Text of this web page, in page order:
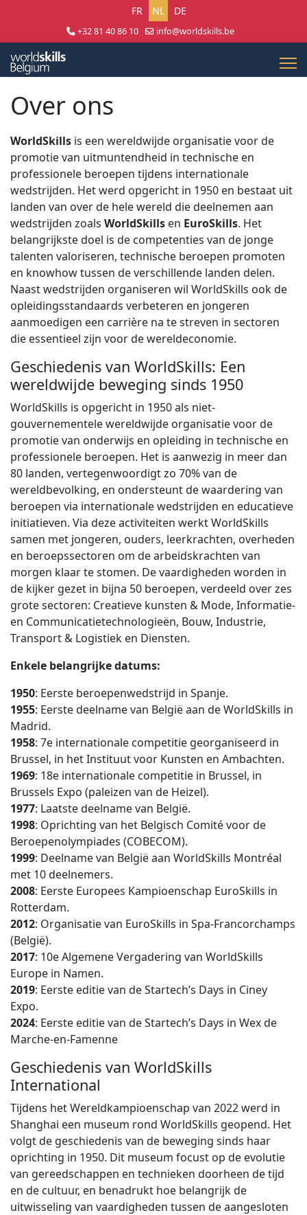
Selecteer uw taal
FR NL DE
+32 81 40 86 10
info@worldskills.be
Over ons
WorldSkills is een wereldwijde organisatie voor de
promotie van uitmuntendheid in technische en
professionele beroepen tijdens internationale
wedstrijden. Het werd opgericht in 1950 en bestaat uit
landen van over de hele wereld die deelnemen aan
wedstrijden zoals WorldSkills en EuroSkills. Het
belangrijkste doel is de competenties van de jonge
talenten valoriseren, technische beroepen promoten
en knowhow tussen de verschillende landen delen.
Naast wedstrijden organiseren wil WorldSkills ook de
opleidingsstandaards verbeteren en jongeren
aanmoedigen een carrière na te streven in sectoren
die essentieel zijn voor de wereldeconomie.
Geschiedenis van WorldSkills: Een
wereldwijde beweging sinds 1950
WorldSkills is opgericht in 1950 als niet-
gouvernementele wereldwijde organisatie voor de
promotie van onderwijs en opleiding in technische en
professionele beroepen. Het is aanwezig in meer dan
80 landen, vertegenwoordigt zo 70% van de
wereldbevolking, en ondersteunt de waardering van
beroepen via internationale wedstrijden en educatieve
initiatieven. Via deze activiteiten werkt WorldSkills
samen met jongeren, ouders, leerkrachten, overheden
en beroepssectoren om de arbeidskrachten van
morgen klaar te stomen. De vaardigheden worden in
de kijker gezet in bijna 50 beroepen, verdeeld over zes
grote sectoren: Creatieve kunsten & Mode, Informatie-
en Communicatietechnologieën, Bouw, Industrie,
Transport & Logistiek en Diensten.
Enkele belangrijke datums:
1950: Eerste beroepenwedstrijd in Spanje.
1955: Eerste deelname van België aan de WorldSkills in
Madrid.
1958: 7e internationale competitie georganiseerd in
Brussel, in het Instituut voor Kunsten en Ambachten.
1969: 18e internationale competitie in Brussel, in
Brussels Expo (paleizen van de Heizel).
1977: Laatste deelname van België.
1998: Oprichting van het Belgisch Comité voor de
Beroepenolympiades (COBECOM).
1999: Deelname van België aan WorldSkills Montréal
met 10 deelnemers.
2008: Eerste Europees Kampioenschap EuroSkills in
Rotterdam.
2012: Organisatie van EuroSkills in Spa-Francorchamps
(België).
2017: 10e Algemene Vergadering van WorldSkills
Europe in Namen.
2019: Eerste editie van de Startech’s Days in Ciney
Expo.
2024: Eerste editie van de Startech’s Days in Wex de
Marche-en-Famenne
Geschiedenis van WorldSkills
International
Tijdens het Wereldkampioenschap van 2022 werd in
Shanghai een museum rond WorldSkills geopend. Het
volgt de geschiedenis van de beweging sinds haar
oprichting in 1950. Dit museum focust op de evolutie
van gereedschappen en technieken doorheen de tijd
en de cultuur, en benadrukt hoe belangrijk de
uitwisseling van vaardigheden tussen de aangesloten